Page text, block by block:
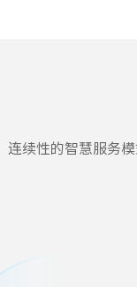
续性的智慧服务模